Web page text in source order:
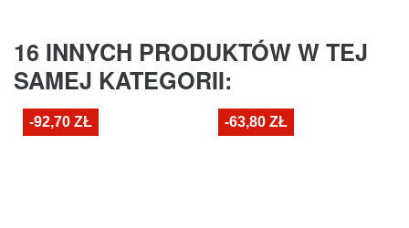
16 INNYCH PRODUKTÓW W TEJ
SAMEJ KATEGORII:
-92,70 ZŁ -63,80 ZŁ